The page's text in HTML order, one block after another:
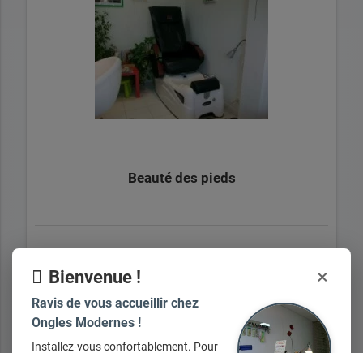
Beauté des pieds
Bienvenue ! ×
Ravis de vous accueillir chez
Ongles Modernes !
Installez-vous confortablement. Pour